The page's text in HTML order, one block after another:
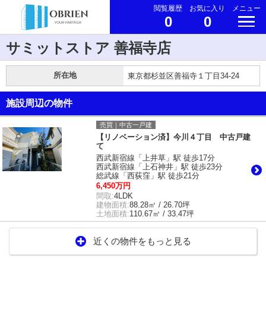
閲覧履歴
0
お気に入り
0
メニュー
サミットストア 善福寺店
所在地 東京都杉並区善福寺１丁目34-24
施設周辺の物件
売買｜中古一戸建
【リノベーション済】今川４丁目 中古戸建
て
西武新宿線「上井草」駅 徒歩17分
西武新宿線「上石神井」駅 徒歩23分
総武線「西荻窪」駅 徒歩21分
6,450万円
間取:4LDK
建物面積:88.28㎡ / 26.70坪
土地面積:110.67㎡ / 33.47坪
近くの物件をもっと見る